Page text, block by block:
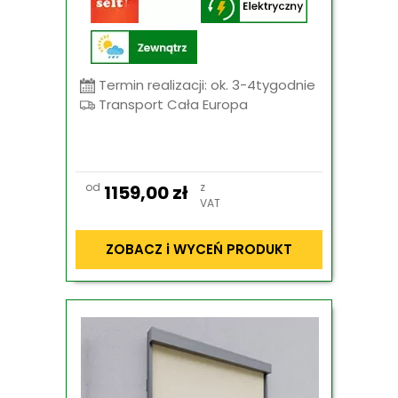
Termin realizacji: ok. 3-4tygodnie
Transport Cała Europa
od 1159,00zł
z
VAT
ZOBACZ i WYCEŃ PRODUKT